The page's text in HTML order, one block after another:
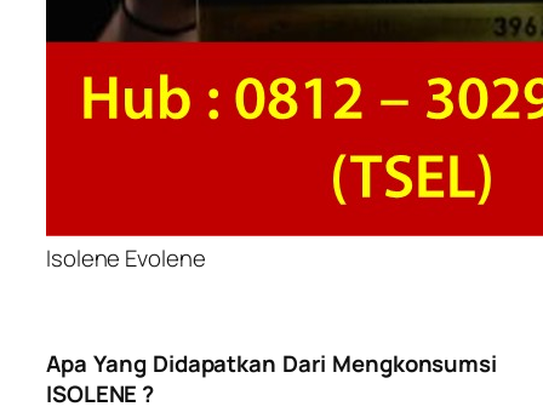
Isolene Evolene
Apa Yang Didapatkan Dari Mengkonsumsi
ISOLENE ?